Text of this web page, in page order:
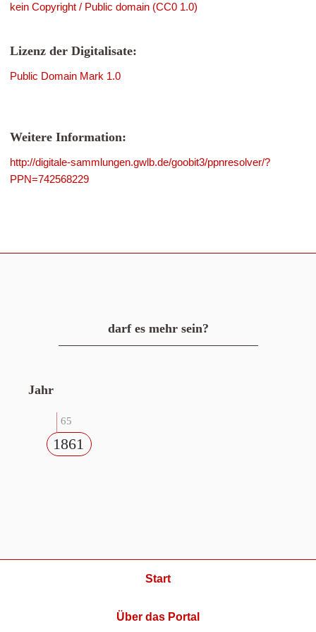
kein Copyright / Public domain (CC0 1.0)
Lizenz der Digitalisate:
Public Domain Mark 1.0
Weitere Information:
http://digitale-sammlungen.gwlb.de/goobit3/ppnresolver/?
PPN=742568229
darf es mehr sein?
Jahr
65
1861
Start
Über das Portal